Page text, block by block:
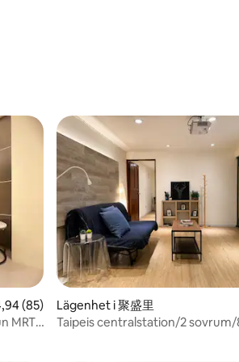
av 5 i genomsnittligt betyg, 85 omdömen
(85)
MRT,
Lägenhet i 聚盛里
Taipeis centralstation/2 sovrum/